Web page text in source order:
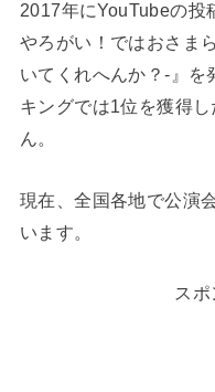
2017年にYouTubeの投
やろがい！ではおさま
いてくれへんか？-』を
キングでは1位を獲得
ん。
現在、全国各地で公演
います。
スポ